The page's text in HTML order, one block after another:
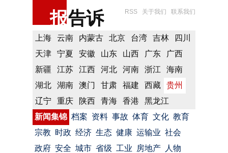
报告诉 RSS 关于我们 联系我们
上海 云南 内蒙古 北京 台湾 吉林
四川
天津
宁夏 安徽 山东 山西 广东
广西
新疆
江苏 江西 河北 河南 浙江
海南
湖北
湖南 澳门 甘肃 福建 西藏
贵州
辽宁
重庆 陕西 青海 香港
黑龙江
新闻集锦 档案 资料 事故 体育 文化 教育
宗教 时政 经济 生态 健康 运输业 社会
政府 安全 城市 省级 工业 房地产
人物